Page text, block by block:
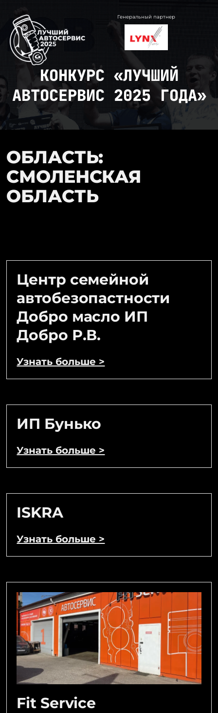
содержимому
Генеральный партнер
КОНКУРС «ЛУЧШИЙ
АВТОСЕРВИС 2025 ГОДА»
ОБЛАСТЬ:
СМОЛЕНСКАЯ
ОБЛАСТЬ
Центр семейной
автобезопастности
Добро масло ИП
Добро Р.В.
Узнать больше >
ИП Бунько
Узнать больше >
ISKRA
Узнать больше >
Fit Service